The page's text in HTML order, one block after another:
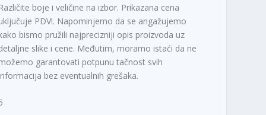
Različite boje i veličine na izbor. Prikazana cena
PDV!. Napominjemo da se angažujemo
bismo pružili najprecizniji opis proizvoda uz
slike i cene. Međutim, moramo istaći da ne
garantovati potpunu tačnost svih
bez eventualnih grešaka.